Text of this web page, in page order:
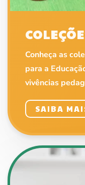
Conheça as
para a
vivências
SAIBA